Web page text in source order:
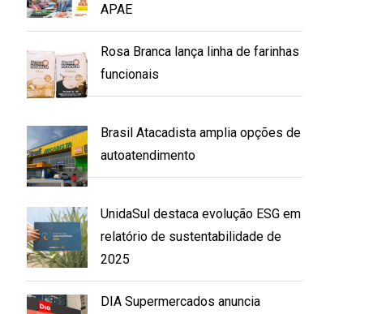
APAE
Rosa Branca lança linha de farinhas
funcionais
Brasil Atacadista amplia opções de
autoatendimento
UnidaSul destaca evolução ESG em
relatório de sustentabilidade de
2025
DIA Supermercados anuncia